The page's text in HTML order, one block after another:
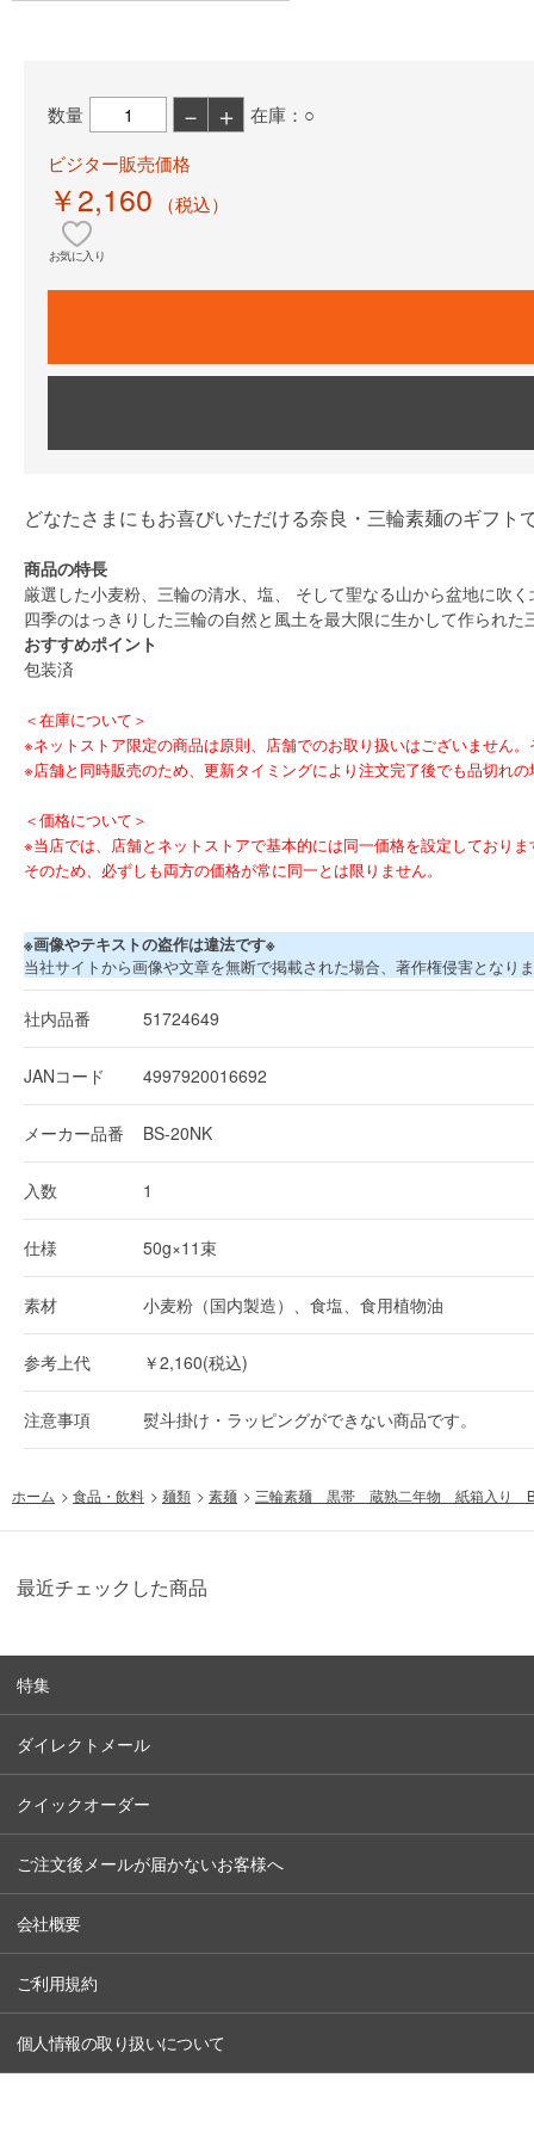
数量 － ＋
在庫：○
ビジター販売価格
￥2,160 （税込）
お気に入り
どなたさまにもお喜びいただける奈良・三輪素麺のギフト
商品の特長
厳選した小麦粉、三輪の清水、塩、 そして聖なる山から盆地に吹
四季のはっきりした三輪の自然と風土を最大限に生かして作られ
おすすめポイント
包装済
＜在庫について＞
※ネットストア限定の商品は原則、店舗でのお取り扱いはございません
※店舗と同時販売のため、更新タイミングにより注文完了後でも品切れ
＜価格について＞
※当店では、店舗とネットストアで基本的には同一価格を設定しており
そのため、必ずしも両方の価格が常に同一とは限りません。
※画像やテキストの盗作は違法です※
当社サイトから画像や文章を無断で掲載された場合、著作権侵害となり
社内品番 51724649
JANコード 4997920016692
メーカー品番 BS-20NK
入数 1
仕様 50g×11束
素材 小麦粉（国内製造）、食塩、食用植物油
参考上代 ￥2,160(税込)
注意事項 熨斗掛け・ラッピングができない商品です。
ホーム > 食品・飲料 > 麺類 > 素麺 > 三輪素麺 黒帯 蔵熟二年物 紙箱入り
最近チェックした商品
特集
ダイレクトメール
クイックオーダー
ご注文後メールが届かないお客様へ
会社概要
ご利用規約
個人情報の取り扱いについて